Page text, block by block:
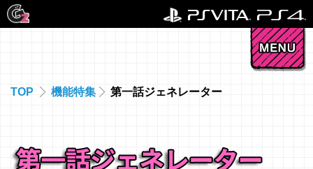
TOP 機能特集 第一話ジェネレーター